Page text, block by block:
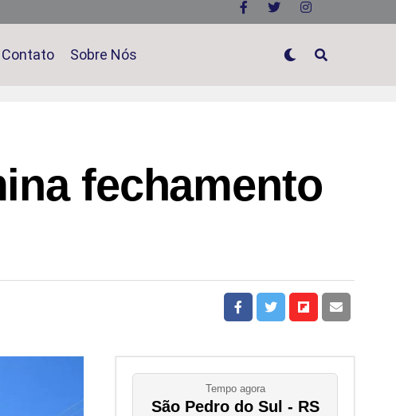
Contato Sobre Nós
fechamento
Tempo agora
São Pedro do Sul - RS